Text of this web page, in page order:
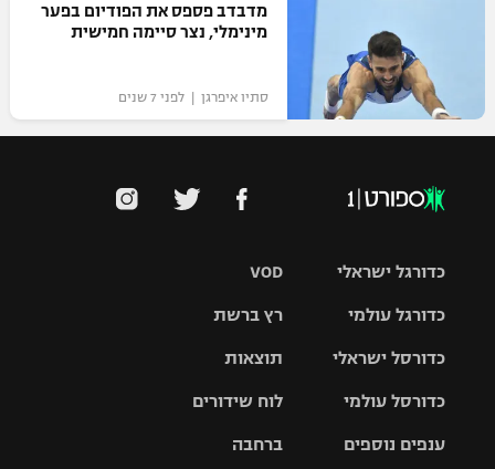
מדבדב פספס את הפודיום בפער
מינימלי, נצר סיימה חמישית
סתיו איפרגן | לפני 7 שנים
VOD
רץ ברשת
תוצאות
לוח שידורים
ברחבה
כדורגל ישראלי
גביע הטוטו
כדורגל עולמי
האלופות
ליגה
כדורסל ישראלי
סל
כדורסל עולמי
ענפים נוספים